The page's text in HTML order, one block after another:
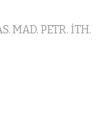
MAD. PETR. İTH.